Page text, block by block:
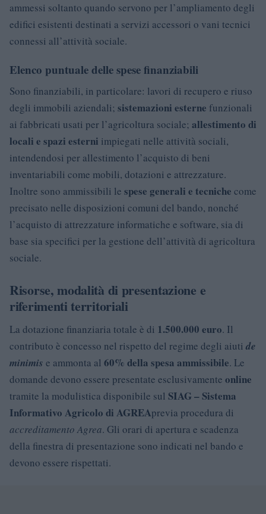
ammessi soltanto quando servono per l’ampliamento degli
edifici esistenti destinati a servizi accessori o vani tecnici
connessi all’attività sociale.
Elenco puntuale delle spese finanziabili
Sono finanziabili, in particolare: lavori di recupero e riuso
degli immobili aziendali; sistemazioni esterne funzionali
ai fabbricati usati per l’agricoltura sociale; allestimento di
locali e spazi esterni impiegati nelle attività sociali,
intendendosi per allestimento l’acquisto di beni
inventariabili come mobili, dotazioni e attrezzature.
Inoltre sono ammissibili le spese generali e tecniche come
precisato nelle disposizioni comuni del bando, nonché
l’acquisto di attrezzature informatiche e software, sia di
base sia specifici per la gestione dell’attività di agricoltura
sociale.
Risorse, modalità di presentazione e
riferimenti territoriali
La dotazione finanziaria totale è di 1.500.000 euro. Il
contributo è concesso nel rispetto del regime degli aiuti de
minimis e ammonta al 60% della spesa ammissibile. Le
domande devono essere presentate esclusivamente online
tramite la modulistica disponibile sul SIAG – Sistema
Informativo Agricolo di AGREAprevia procedura di
accreditamento Agrea. Gli orari di apertura e scadenza
della finestra di presentazione sono indicati nel bando e
devono essere rispettati.